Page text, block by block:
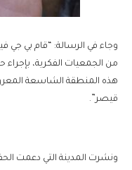
وجاء في الرسالة: “قام بي جي
قيصر”.
ونشرت المدينة التي دعمت